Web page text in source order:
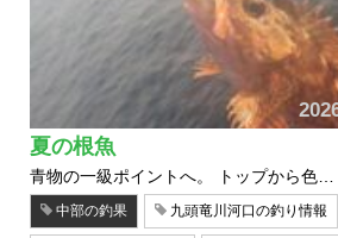
夏の根魚
青物の一級ポイントへ。 トップから色…
中部の釣果 九頭竜川河口の釣り情報